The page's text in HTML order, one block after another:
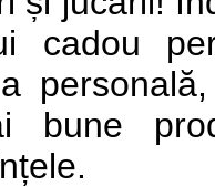
cadou
bune